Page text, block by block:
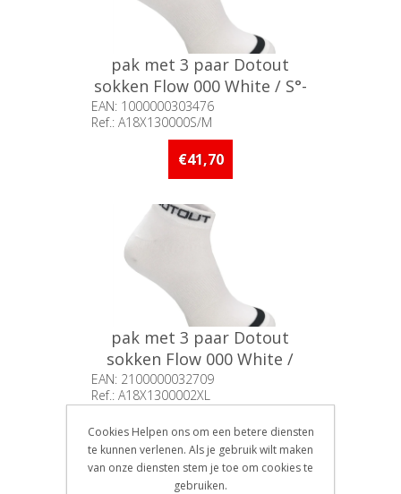
pak met 3 paar Dotout
sokken Flow 000 White / S°-
M°
EAN: 1000000303476
Ref.: A18X130000S/M
Beschikbaarheid:: Minder dan 5
stuks op voorraad
€41,70
pak met 3 paar Dotout
sokken Flow 000 White /
XXL°
EAN: 2100000032709
Ref.: A18X1300002XL
Beschikbaarheid:: 5 stuks of
meer op voorraad
€41,70
Cookies Helpen ons om een betere diensten
te kunnen verlenen. Als je gebruik wilt maken
van onze diensten stem je toe om cookies te
gebruiken.